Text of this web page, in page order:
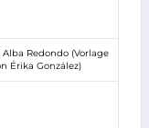
Alba Redondo (Vorlage
Érika González)